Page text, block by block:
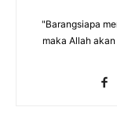
"Barangsiapa
maka Allah